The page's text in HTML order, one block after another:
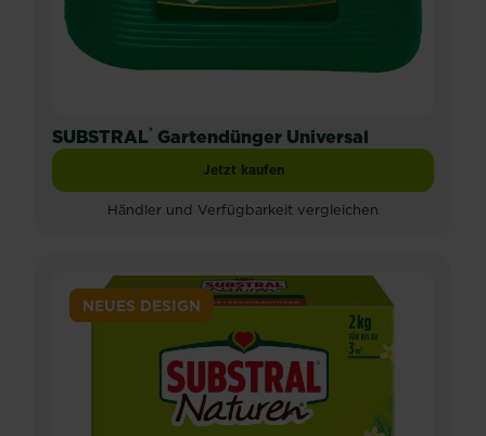
SUBSTRAL® Gartendünger Universal
Jetzt kaufenSUBSTRAL® Gartendünger Universal
Händler und Verfügbarkeit vergleichen
NEUES DESIGN